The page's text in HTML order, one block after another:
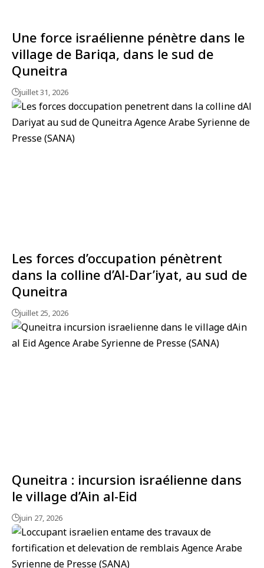
Une force israélienne pénètre dans le
village de Bariqa, dans le sud de
Quneitra
juillet 31, 2026
Les forces d’occupation pénètrent
dans la colline d’Al-Dar’iyat, au sud de
Quneitra
juillet 25, 2026
Quneitra : incursion israélienne dans
le village d’Ain al-Eid
juin 27, 2026